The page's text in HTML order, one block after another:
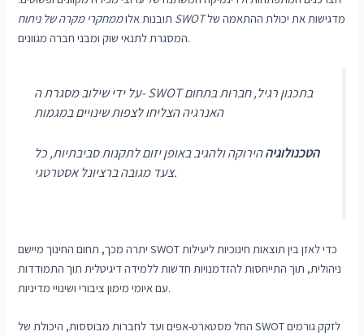
תובנות אלו ממחקרי מקרה של ניתוח SWOTמדגישות את יכולת ההתאמה של
המסגרת לתנאי שוק ומבני חברה מגוונים.
על ידי שילוב מסגרת ה- SWOT בתכנון רגיל, חברות בתחום
האנרגיה הצליחו לצפות שינויים במגמות
הטכנולוגיההירוקה ולהגיב באופן יזום לתקנות סביבתיות, כל
צעד מגובה ברציונל אסטרטגי.
יתרה מכך, תחום החינוך מיישם SWOT כדי לאזן בין תוצאות חינוכיות ליעילות
ניהולית, תוך התייחסות להזדמנויות חדשות ללמידה דיגיטלית תוך התמודדות
עם איומי מימון ציבורי ושינויי מדיניות.
החל מסטארט-אפים ועד לחברות מבוססות, היכולת של SWOT לזקק גורמים